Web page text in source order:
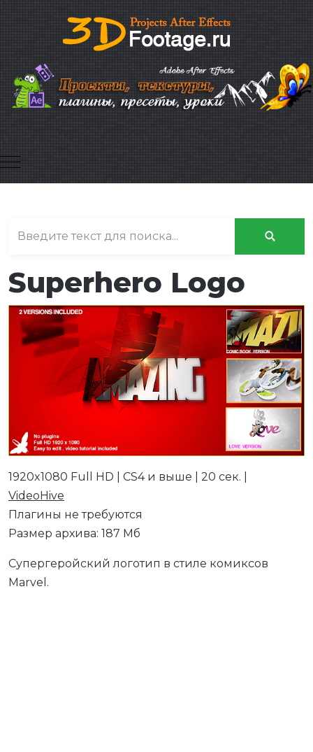
Mobile Menu Toggle
Superhero Logo
1920x1080 Full HD | CS4 и выше | 20 сек. |
VideoHive
Плагины не требуются
Размер архива: 187 Мб
Супергеройский логотип в стиле комиксов
Marvel.